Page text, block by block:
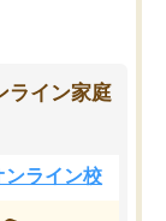
ライン家庭
ンライン校